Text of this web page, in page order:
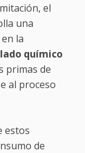
el
una
la
químico
primas de
al proceso
estos
de